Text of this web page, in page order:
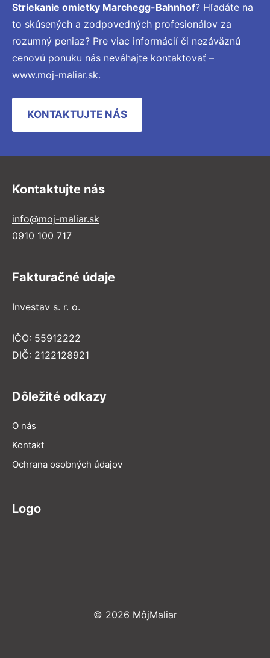
Striekanie omietky Marchegg-Bahnhof? Hľadáte na
to skúsených a zodpovedných profesionálov za
rozumný peniaz? Pre viac informácií či nezáväznú
cenovú ponuku nás neváhajte kontaktovať –
www.moj-maliar.sk.
KONTAKTUJTE NÁS
Kontaktujte nás
info@moj-maliar.sk
0910 100 717
Fakturačné údaje
Investav s. r. o.
IČO: 55912222
DIČ: 2122128921
Dôležité odkazy
O nás
Kontakt
Ochrana osobných údajov
Logo
© 2026 MôjMaliar